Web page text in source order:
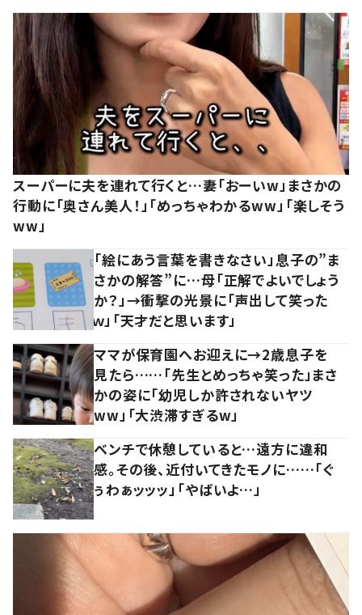
スーパーに夫を連れて行くと…妻「おーいw」まさかの
行動に「奥さん美人！」「めっちゃわかるww」「楽しそう
ww」
「絵にあう言葉を書きなさい」息子の”ま
さかの解答”に…母「正解でよいでしょう
か？」→衝撃の光景に「声出して笑った
ｗ」「天才だと思います」
ママが保育園へお迎えに→2歳息子を
見たら……「先生とめっちゃ笑った」まさ
かの姿に「幼児しか許されないヤツ
ww」「大渋滞すぎるw」
ベンチで休憩していると…遠方に違和
感。その後、近付いてきたモノに……「ぐ
ぅわぁッッッ」「やばいよ…」